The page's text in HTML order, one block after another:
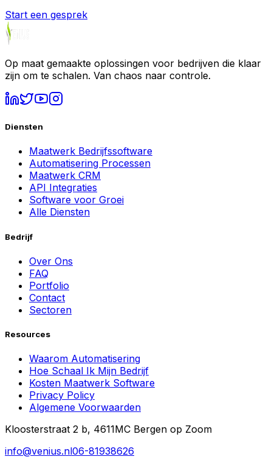
Start een gesprek
Op maat gemaakte oplossingen voor bedrijven die klaar
zijn om te schalen. Van chaos naar controle.
Diensten
Maatwerk Bedrijfssoftware
Automatisering Processen
Maatwerk CRM
API Integraties
Software voor Groei
Alle Diensten
Bedrijf
Over Ons
FAQ
Portfolio
Contact
Sectoren
Resources
Waarom Automatisering
Hoe Schaal Ik Mijn Bedrijf
Kosten Maatwerk Software
Privacy Policy
Algemene Voorwaarden
Kloosterstraat 2 b, 4611MC Bergen op Zoom
info@venius.nl06-81938626